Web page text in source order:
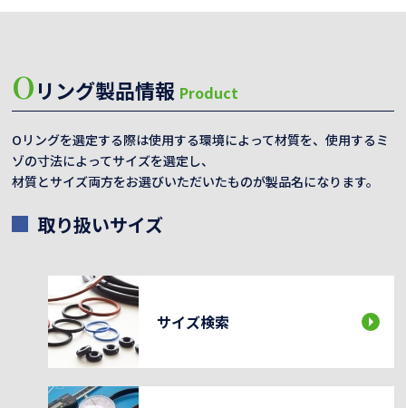
Oリング製品情報 Product
Oリングを選定する際は使用する環境によって材質を、使用するミ
ゾの寸法によってサイズを選定し、
材質とサイズ両方をお選びいただいたものが製品名になります。
取り扱いサイズ
サイズ検索